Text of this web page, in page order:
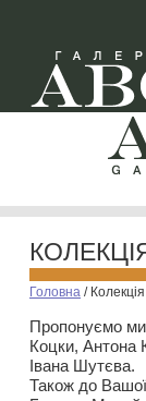
Головна / Колекція
Пропонуємо
Коцки, Антона
Івана Шутєва.
Також до Вашої